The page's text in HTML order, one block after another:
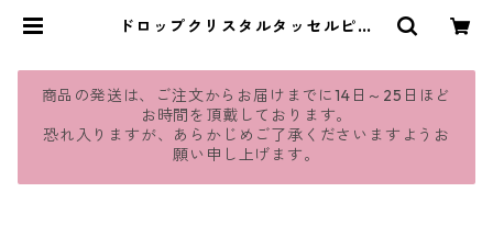
ドロップクリスタルタッセルピア
商品の発送は、ご注文からお届けまでに14日～25日ほど
お時間を頂戴しております。
恐れ入りますが、あらかじめご了承くださいますようお
願い申し上げます。